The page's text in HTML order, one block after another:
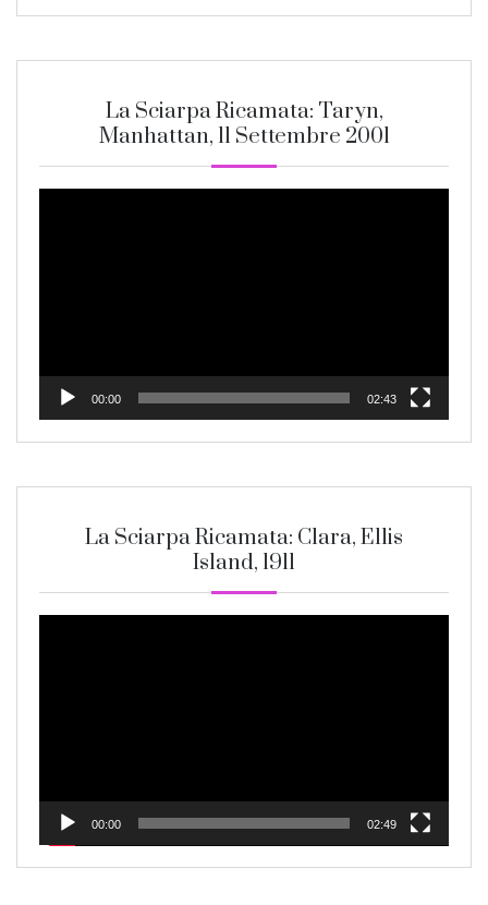
La Sciarpa Ricamata: Taryn,
Manhattan, 11 Settembre 2001
00:00 02:43
La Sciarpa Ricamata: Clara, Ellis
Island, 1911
00:00 02:49